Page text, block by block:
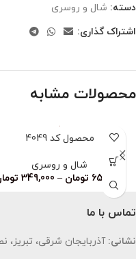
دسته: شال و روسری
اشتراک گذاری:
محصولات مشابه
محصول کد 4049
شال و روسری
659,000 تومان –
349,000
تماس با ما
نشانی: آذربایجان شرقی، تبریز، نصف